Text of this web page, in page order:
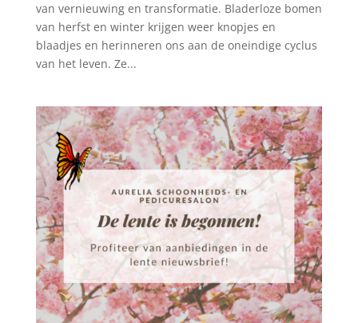
van vernieuwing en transformatie. Bladerloze bomen
van herfst en winter krijgen weer knopjes en
blaadjes en herinneren ons aan de oneindige cyclus
van het leven. Ze...